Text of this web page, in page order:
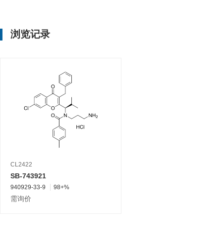
浏览记录
CL2422
SB-743921
940929-33-9 98+%
需询价